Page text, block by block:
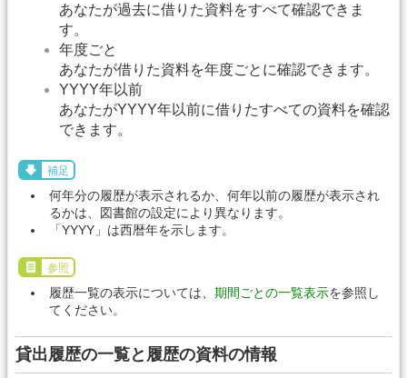
あなたが過去に借りた資料をすべて確認できま
す。
年度ごと
あなたが借りた資料を年度ごとに確認できます。
YYYY年以前
あなたがYYYY年以前に借りたすべての資料を確認
できます。
補足
何年分の履歴が表示されるか、何年以前の履歴が表示され
るかは、図書館の設定により異なります。
「YYYY」は西暦年を示します。
参照
履歴一覧の表示については、 期間ごとの一覧表示を参照し
てください。
貸出履歴の一覧と履歴の資料の情報